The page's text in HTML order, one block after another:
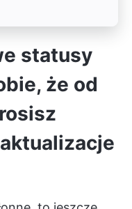
statusy
że od